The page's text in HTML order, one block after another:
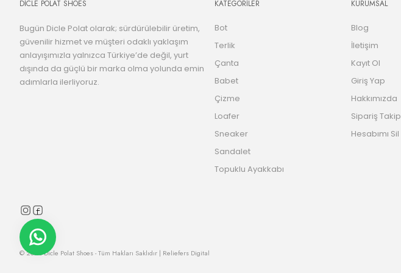
DİCLE POLAT SHOES
Bugün Dicle Polat olarak; sürdürülebilir üretim,
güvenilir hizmet ve müşteri odaklı yaklaşım
anlayışımızla yalnızca Türkiye’de değil, yurt
dışında da güçlü bir marka olma yolunda emin
adımlarla ilerliyoruz.
KATEGORİLER
Bot
Terlik
Çanta
Babet
Çizme
Loafer
Sneaker
Sandalet
Topuklu Ayakkabı
KURUMSAL
Blog
İletişim
Kayıt Ol
Giriş Yap
Hakkımızda
Sipariş Takip
Hesabımı Sil
© 2025 Dicle Polat Shoes - Tüm Hakları Saklıdır | Reliefers Digital